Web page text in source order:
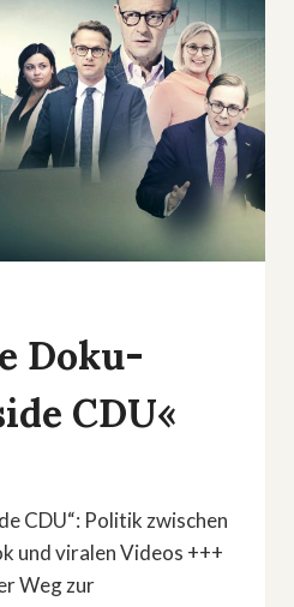
Doku-
CDU«
CDU“: Politik zwischen
und viralen Videos +++
Weg zur